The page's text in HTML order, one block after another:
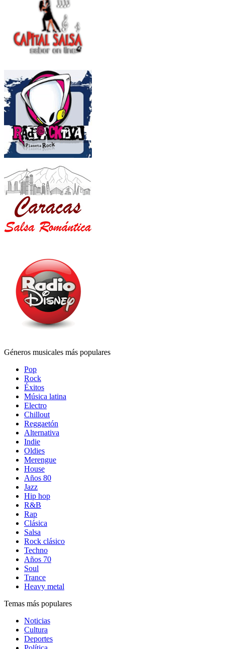
Géneros musicales más populares
Pop
Rock
Éxitos
Música latina
Electro
Chillout
Reggaetón
Alternativa
Indie
Oldies
Merengue
House
Años 80
Jazz
Hip hop
R&B
Rap
Clásica
Salsa
Rock clásico
Techno
Años 70
Soul
Trance
Heavy metal
Temas más populares
Noticias
Cultura
Deportes